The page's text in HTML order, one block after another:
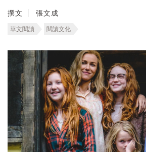
撰文 張文成
華文閱讀 閱讀文化